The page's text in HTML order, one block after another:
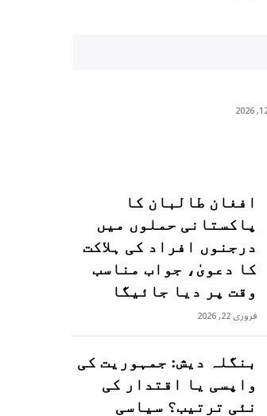
افغان طالبان کا
پاکستانی حملوں میں
درجنوں افراد کی ہلاکت
کا دعویٰ، جواب مناسب
وقت پر دیا جائیگا
فروری 22, 2026
بنگلہ دیش: جمہوریت کی
واپسی یا اقتدار کی
نئی ترتیب؟ سیاسی